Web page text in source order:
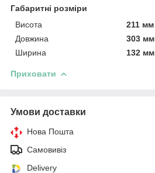
Габаритні розміри
Висота
211 мм
Довжина
303 мм
Ширина
132 мм
Приховати
Умови доставки
Нова Пошта
Самовивіз
Delivery